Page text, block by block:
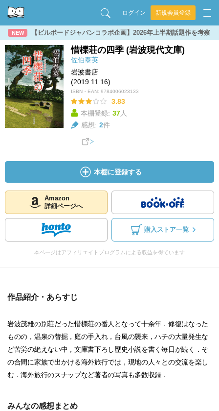
ログイン 新規会員登録
NEW 【ビルボードジャパンコラボ企画】2026年上半期話題作を考察
惜櫟荘の四季 (岩波現代文庫)
佐伯泰英
岩波書店
(2019.11.16)
ISBN・EAN: 9784006023133
3.83
本棚登録: 37人
感想: 2件
本棚に登録する
Amazon
詳細ページへ
購入ストア一覧
本ページはアフィリエイトプログラムによる収益を得ています
作品紹介・あらすじ
岩波茂雄の別荘だった惜櫟荘の番人となって十余年．修復はなった
ものの，温泉の替掘，庭の手入れ，台風の襲来，ハチの大量発生な
ど苦労の絶えない中，文庫書下ろし歴史小説を書く毎日が続く．そ
の合間に家族で出かける海外旅行では，現地の人々との交流を楽し
む．海外旅行のスナップなど著者の写真も多数収録．
みんなの感想まとめ